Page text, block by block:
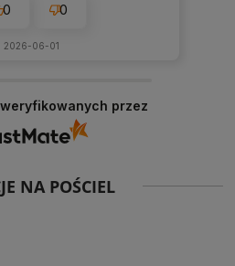
0 0
2026-06-01
przez
NA POŚCIEL